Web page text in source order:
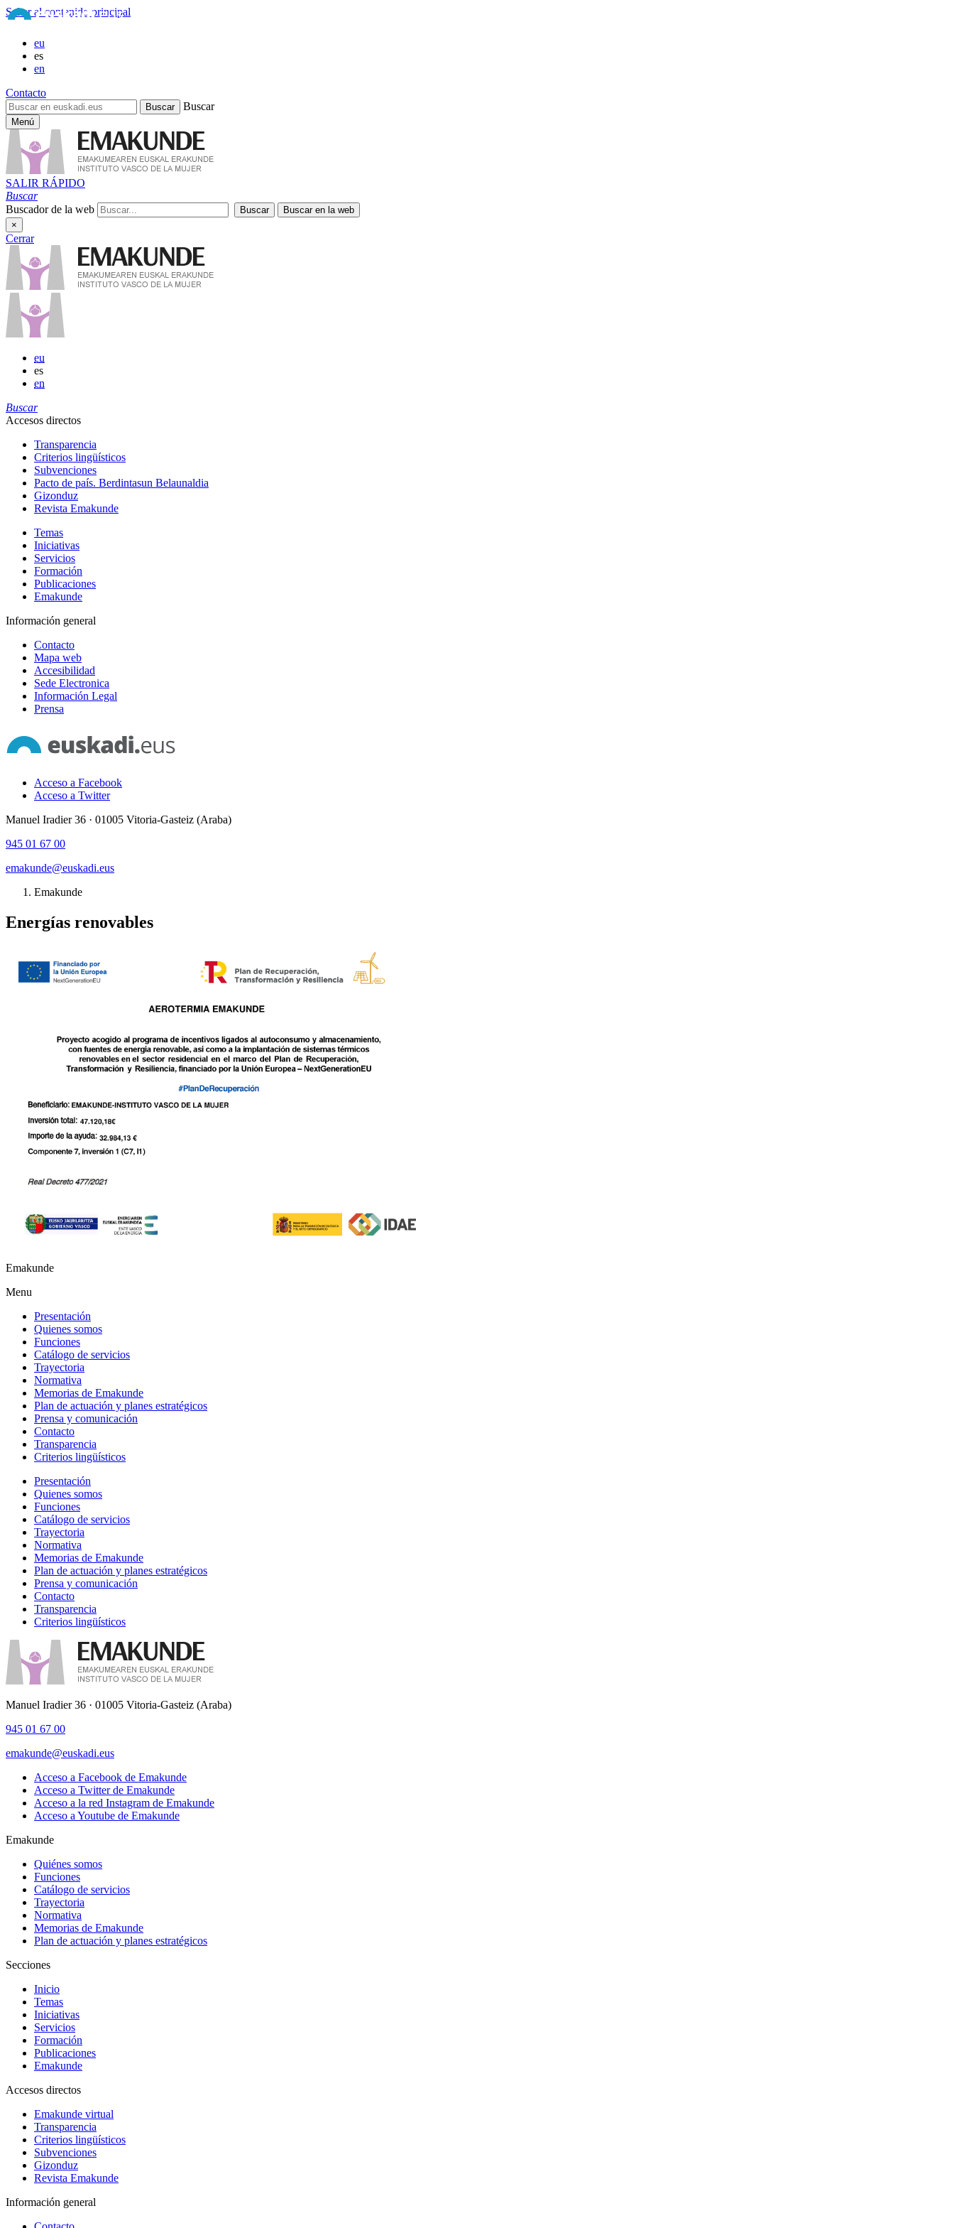
Saltar al contenido principal
eu
es
en
Contacto
Buscar
Menú
SALIR RÁPIDO
Buscar
Buscador de la web
×
Cerrar
eu
es
en
Buscar
Accesos directos
Transparencia
Criterios lingüísticos
Subvenciones
Pacto de país. Berdintasun Belaunaldia
Gizonduz
Revista Emakunde
Temas
Iniciativas
Servicios
Formación
Publicaciones
Emakunde
Información general
Contacto
Mapa web
Accesibilidad
Sede Electronica
Información Legal
Prensa
Acceso a Facebook
Acceso a Twitter
Manuel Iradier 36 · 01005 Vitoria-Gasteiz (Araba)
945 01 67 00
emakunde@euskadi.eus
Emakunde
Energías renovables
Emakunde
Menu
Presentación
Quienes somos
Funciones
Catálogo de servicios
Trayectoria
Normativa
Memorias de Emakunde
Plan de actuación y planes estratégicos
Prensa y comunicación
Contacto
Transparencia
Criterios lingüísticos
Presentación
Quienes somos
Funciones
Catálogo de servicios
Trayectoria
Normativa
Memorias de Emakunde
Plan de actuación y planes estratégicos
Prensa y comunicación
Contacto
Transparencia
Criterios lingüísticos
Manuel Iradier 36 · 01005 Vitoria-Gasteiz (Araba)
945 01 67 00
emakunde@euskadi.eus
Acceso a Facebook de Emakunde
Acceso a Twitter de Emakunde
Acceso a la red Instagram de Emakunde
Acceso a Youtube de Emakunde
Emakunde
Quiénes somos
Funciones
Catálogo de servicios
Trayectoria
Normativa
Memorias de Emakunde
Plan de actuación y planes estratégicos
Secciones
Inicio
Temas
Iniciativas
Servicios
Formación
Publicaciones
Emakunde
Accesos directos
Emakunde virtual
Transparencia
Criterios lingüísticos
Subvenciones
Gizonduz
Revista Emakunde
Información general